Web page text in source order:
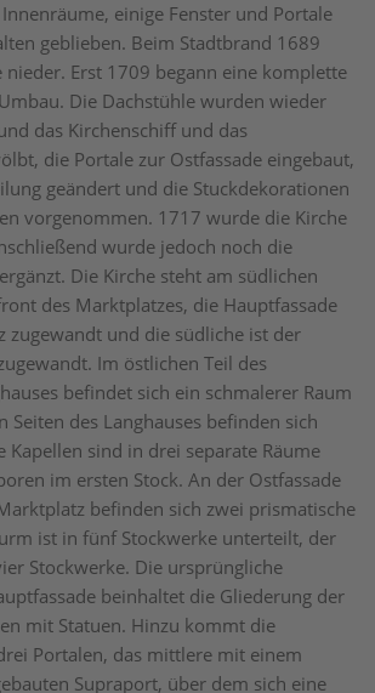
einige Fenster und Portale
geblieben. Beim Stadtbrand 1689
nieder. Erst 1709 begann eine komplette
Die Dachstühle wurden wieder
das Kirchenschiff und das
die Portale zur Ostfassade eingebaut,
geändert und die Stuckdekorationen
vorgenommen. 1717 wurde die Kirche
wurde jedoch noch die
Die Kirche steht am südlichen
des Marktplatzes, die Hauptfassade
zugewandt und die südliche ist der
Im östlichen Teil des
befindet sich ein schmalerer Raum
Seiten des Langhauses befinden sich
Kapellen sind in drei separate Räume
im ersten Stock. An der Ostfassade
befinden sich zwei prismatische
ist in fünf Stockwerke unterteilt, der
Stockwerke. Die ursprüngliche
beinhaltet die Gliederung der
mit Statuen. Hinzu kommt die
Portalen, das mittlere mit einem
Supraport, über dem sich eine